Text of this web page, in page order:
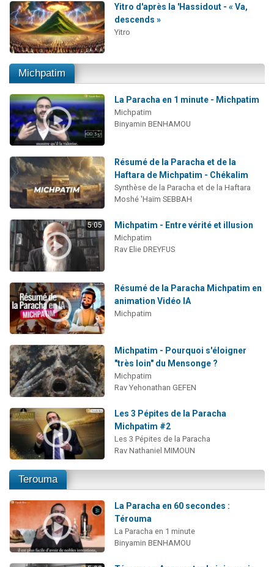
Yitro d'après la 'Hassidout - « Va,
descends »
Yitro
Michpatim
La Paracha en 1 minute - Michpatim
Michpatim
Binyamin BENHAMOU
Résumé de la Paracha et de la
Haftara de Michpatim - Chékalim
Synthèse de la Paracha et de la Haftara
Moshé 'Haïm SEBBAH
5:05 Michpatim - Entre vérité et illusion
Michpatim
Rav Elie DREYFUS
Résumé de la Paracha Michpatim en
animation Vidéo IA
Michpatim
Michpatim - Pourquoi s'éloigner
"très loin" du Mensonge ?
Michpatim
Rav Yehonathan GEFEN
Les 3 Pépites de la Paracha
Michpatim #2
Les 3 Pépites de la Paracha
Rav Nathaniel MIMOUN
Terouma
La Paracha en 60 secondes :
Térouma
La Paracha en 1 minute
Binyamin BENHAMOU